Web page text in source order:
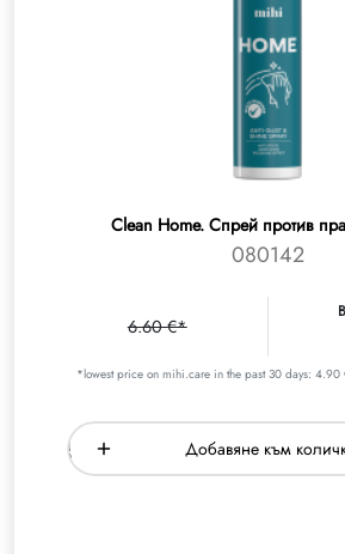
Clean Home. Спрей против
080142
6.60 €*
*lowest price on mihi.care in the past 30 days: 4.90
Добавяне към